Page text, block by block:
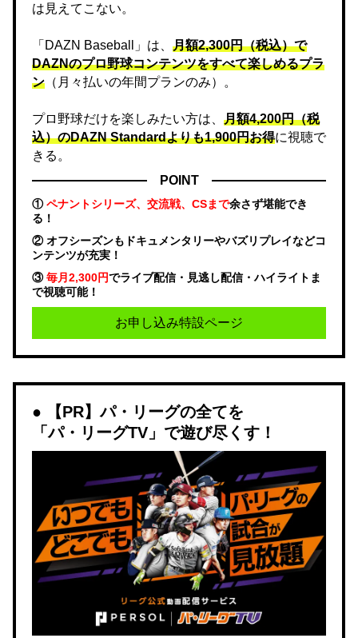
は見えてこない。
「DAZN Baseball」は、 月額2,300円（税込）で
DAZNのプロ野球コンテンツをすべて楽しめるプラ
ン （月々払いの年間プランのみ）。
プロ野球だけを楽しみたい方は、 月額4,200円（税
込）のDAZN Standard​よりも1,900円お得に視聴で
きる。
POINT
①ペナントシリーズ、交流戦、CSまで余さず堪能でき
る！
② オフシーズンもドキュメンタリーやバズリプレイなどコ
ンテンツが充実！
③毎月2,300円でライブ配信・見逃し配信・ハイライトま
で視聴可能！
お申し込み特設ページ
【PR】パ・リーグの全てを
「パ・リーグTV」で遊び尽くす！